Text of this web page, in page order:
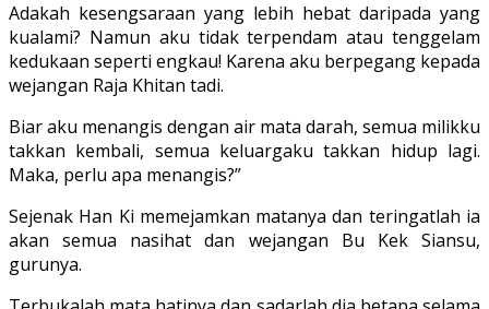
Adakah keseng­saraan yang lebih hebat daripada yang
kualami? Namun aku tidak terpendam atau tenggelam
kedukaan seperti engkau! Karena aku berpegang kepada
wejangan Raja Khitan tadi.
Biar aku menangis dengan air mata darah, semua milikku
takkan kembali, semua keluarga­ku takkan hidup lagi.
Maka, perlu apa menangis?”
Sejenak Han Ki memejamkan mata­nya dan teringatlah ia
akan semua nasi­hat dan wejangan Bu Kek Siansu,
gurunya.